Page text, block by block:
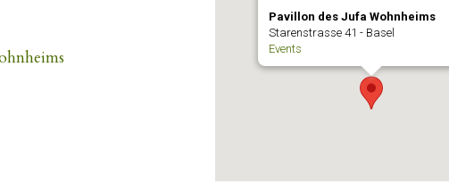
Pavillon des Jufa Wohnheims
Starenstrasse 41 - Basel
Events